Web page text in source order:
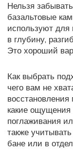
Нельзя
базальтовые
используют для
в глубину,
Это хороший
Как выбрать
чего вам не
восстановления
какие ощущения
поглаживания
также
бане или в